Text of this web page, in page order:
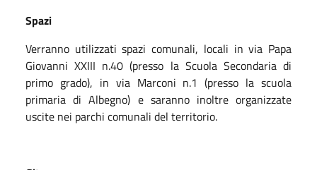
Spazi
Verranno utilizzati spazi comunali, locali in via Papa
Giovanni XXIII n.40 (presso la Scuola Secondaria di
primo grado), in via Marconi n.1 (presso la scuola
primaria di Albegno) e saranno inoltre organizzate
uscite nei parchi comunali del territorio.